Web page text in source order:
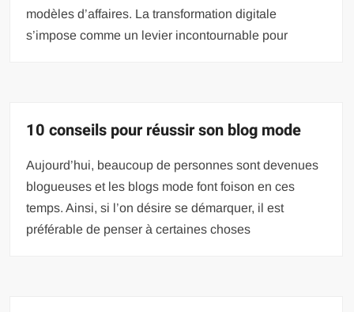
modèles d’affaires. La transformation digitale
s’impose comme un levier incontournable pour
10 conseils pour réussir son blog mode
Aujourd’hui, beaucoup de personnes sont devenues
blogueuses et les blogs mode font foison en ces
temps. Ainsi, si l’on désire se démarquer, il est
préférable de penser à certaines choses